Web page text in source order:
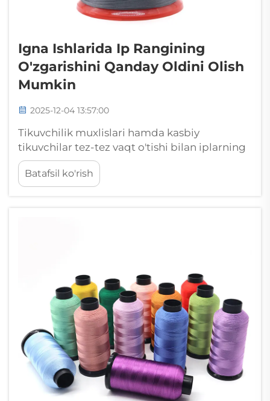
Igna Ishlarida Ip Rangining
O'zgarishini Qanday Oldini Olish
Mumkin
2025-12-04 13:57:00
Tikuvchilik muxlislari hamda kasbiy
tikuvchilar tez-tez vaqt o'tishi bilan iplarning
ranglarini yo'qotishi bilan bog'liq
muammolarga duch keladi. Siz
mehnatkashlik bilan tayyorlangan nozik
Batafsil ko'rish